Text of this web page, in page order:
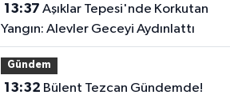
13:37
Yangın: Alevler Geceyi Aydınlattı
Gündem
13:32